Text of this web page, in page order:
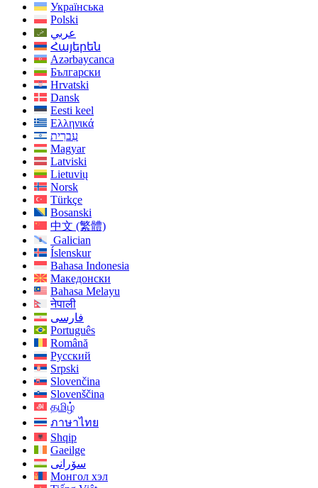
Українська
Polski
عربي
Հայերեն
Azərbaycanca
Български
Hrvatski
Dansk
Eesti keel
Ελληνικά
עִברִית
Magyar
Latviski
Lietuvių
Norsk
Türkçe
Bosanski
中文 (繁體)
Galician
Íslenskur
Bahasa Indonesia
Македонски
Bahasa Melayu
नेपाली
فارسی
Português
Română
Русский
Srpski
Slovenčina
Slovenščina
தமிழ்
ภาษาไทย
Shqip
Gaeilge
سۆرانی
Монгол хэл